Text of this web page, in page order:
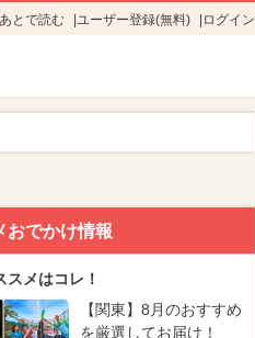
あとで読む ユーザー登録(無料) ログイン
おでかけ情報
スメはコレ！
【関東】8月のおすすめ
を厳選してお届け！